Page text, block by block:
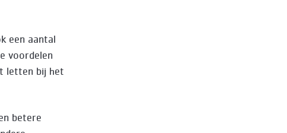
een aantal
voordelen
letten bij het
betere